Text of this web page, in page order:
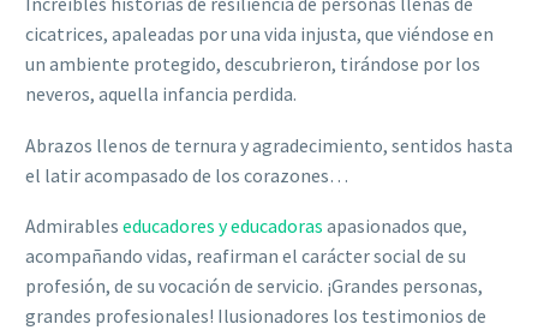
cicatrices, apaleadas por una vida injusta, que viéndose en
un ambiente protegido, descubrieron, tirándose por los
neveros, aquella infancia perdida.
Abrazos llenos de ternura y agradecimiento, sentidos hasta
el latir acompasado de los corazones…
Admirables educadores y educadoras apasionados que,
acompañando vidas, reafirman el carácter social de su
profesión, de su vocación de servicio. ¡Grandes personas,
grandes profesionales! Ilusionadores los testimonios de